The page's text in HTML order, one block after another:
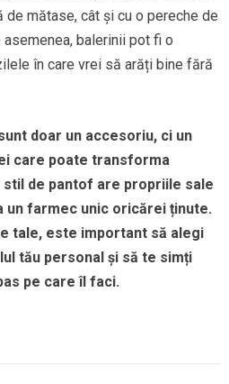
mătase, cât și cu o pereche de
balerinii pot fi o
în care vrei să arăți bine fără
doar un accesoriu, ci un
care poate transforma
de pantof are propriile sale
un farmec unic oricărei ținute.
tale, este important să alegi
tău personal și să te simți
pe care îl faci.